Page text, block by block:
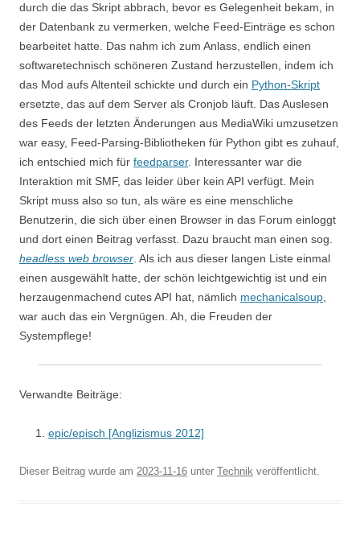
durch die das Skript abbrach, bevor es Gelegenheit bekam, in
der Datenbank zu vermerken, welche Feed-Einträge es schon
bearbeitet hatte. Das nahm ich zum Anlass, endlich einen
softwaretechnisch schöneren Zustand herzustellen, indem ich
das Mod aufs Altenteil schickte und durch ein Python-Skript
ersetzte, das auf dem Server als Cronjob läuft. Das Auslesen
des Feeds der letzten Änderungen aus MediaWiki umzusetzen
war easy, Feed-Parsing-Bibliotheken für Python gibt es zuhauf,
ich entschied mich für feedparser. Interessanter war die
Interaktion mit SMF, das leider über kein API verfügt. Mein
Skript muss also so tun, als wäre es eine menschliche
Benutzerin, die sich über einen Browser in das Forum einloggt
und dort einen Beitrag verfasst. Dazu braucht man einen sog.
headless web browser . Als ich aus dieser langen Liste einmal
einen ausgewählt hatte, der schön leichtgewichtig ist und ein
herzaugenmachend cutes API hat, nämlich mechanicalsoup
war auch das ein Vergnügen. Ah, die Freuden der
Systempflege!
Verwandte Beiträge:
epic/episch [Anglizismus 2012]
Dieser Beitrag wurde am 2023-11-16 unter Technik veröffentlicht.